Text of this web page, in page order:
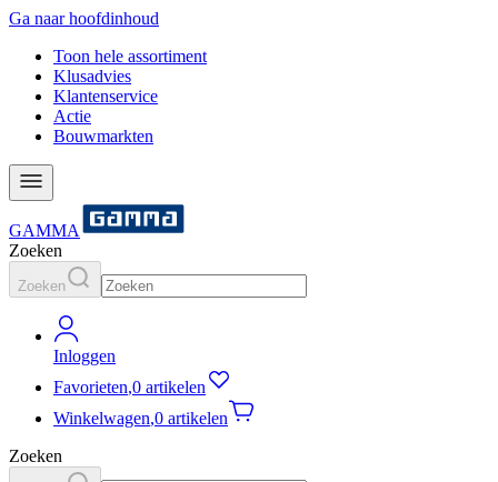
Ga naar hoofdinhoud
Toon hele assortiment
Klusadvies
Klantenservice
Actie
Bouwmarkten
GAMMA
Zoeken
Zoeken
Inloggen
Favorieten,0 artikelen
Winkelwagen,0 artikelen
Zoeken